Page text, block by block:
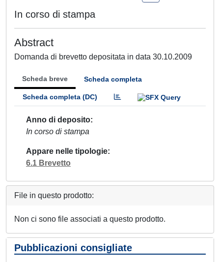
In corso di stampa
Abstract
Domanda di brevetto depositata in data 30.10.2009
Scheda breve Scheda completa
Scheda completa (DC)
Anno di deposito
In corso di stampa
Appare nelle tipologie
6.1 Brevetto
File in questo prodotto:
Non ci sono file associati a questo prodotto.
Pubblicazioni consigliate